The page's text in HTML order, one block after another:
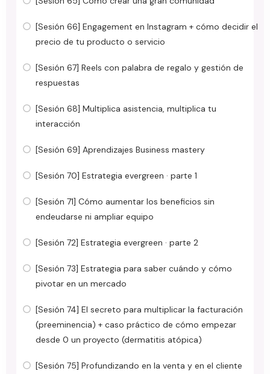
[Sesión 66] Engagement en Instagram + cómo decidir el
precio de tu producto o servicio
[Sesión 67] Reels con palabra de regalo y gestión de
respuestas
[Sesión 68] Multiplica asistencia, multiplica tu
interacción
[Sesión 69] Aprendizajes Business mastery
[Sesión 70] Estrategia evergreen · parte 1
[Sesión 71] Cómo aumentar los beneficios sin
endeudarse ni ampliar equipo
[Sesión 72] Estrategia evergreen · parte 2
[Sesión 73] Estrategia para saber cuándo y cómo
pivotar en un mercado
[Sesión 74] El secreto para multiplicar la facturación
(preeminencia) + caso práctico de cómo empezar
desde 0 un proyecto (dermatitis atópica)
[Sesión 75] Profundizando en la venta y en el cliente